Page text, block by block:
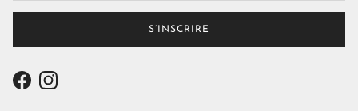
S’INSCRIRE
FacebookInstagram